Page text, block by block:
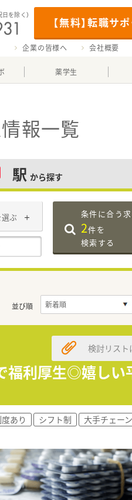
【無料】転職サ
日を除く）
企業の皆様へ 会社概要
薬学生
報一覧
駅 から探す
ぶ 条件に合う
2件を
検索する
並び順
福利厚生◎嬉しい
検討リスト
あり シフト制
大手チェーン